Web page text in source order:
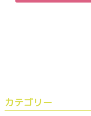
カテゴリー